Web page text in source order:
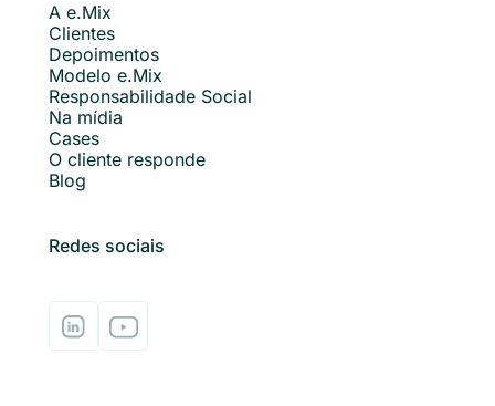
A e.Mix
Clientes
Depoimentos
Modelo e.Mix
Responsabilidade Social
Na mídia
Cases
O cliente responde
Blog
Redes sociais